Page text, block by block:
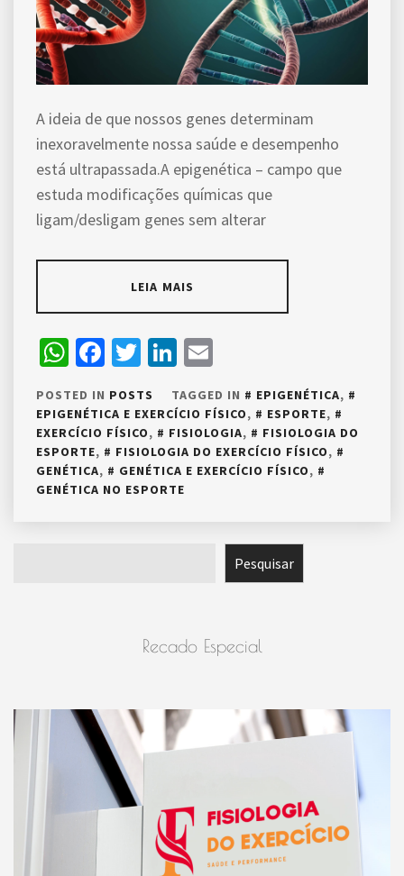
A ideia de que nossos genes determinam
inexoravelmente nossa saúde e desempenho
está ultrapassada.A epigenética – campo que
estuda modificações químicas que
ligam/desligam genes sem alterar
LEIA MAIS
WhatsApp
Facebook
TwitterLinkedIn
POSTED IN POSTS TAGGED IN EPIGENÉTICA,
EPIGENÉTICA E EXERCÍCIO FÍSICO, ESPORTE,
EXERCÍCIO FÍSICO, FISIOLOGIA,
FISIOLOGIA DO
ESPORTE, FISIOLOGIA DO EXERCÍCIO FÍSICO,
GENÉTICA, GENÉTICA E EXERCÍCIO FÍSICO,
GENÉTICA NO ESPORTE
Pesquisar
Recado Especial